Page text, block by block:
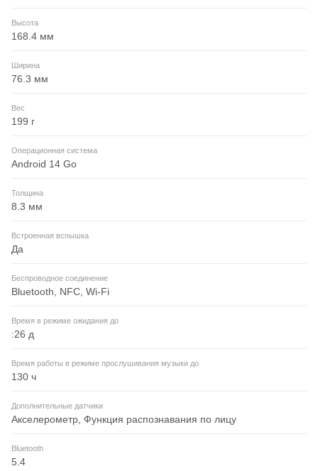
Высота
168.4 мм
Ширина
76.3 мм
Вес
199 г
Операционная система
Android 14 Go
Толщина
8.3 мм
Встроенная вспышка
Да
Беспроводное соединение
Bluetooth, NFC, Wi-Fi
Время в режиме ожидания до
:26 д
Время работы в режиме прослушивания музыки до
130 ч
Дополнительные датчики
Акселерометр, Функция распознавания по лицу
Bluetooth
5.4